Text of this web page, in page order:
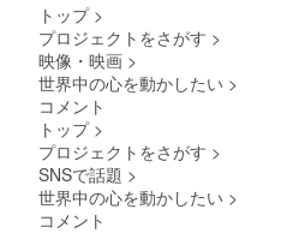
トップ >
プロジェクトをさがす >
映像・映画 >
世界中の心を動かしたい >
コメント
トップ >
プロジェクトをさがす >
SNSで話題 >
世界中の心を動かしたい >
コメント